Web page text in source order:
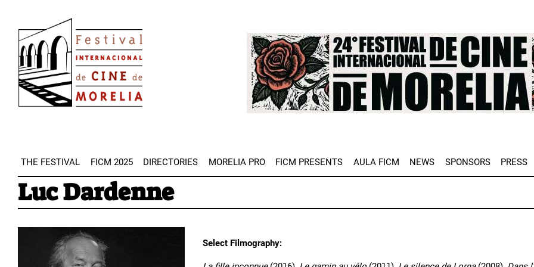
main
content
Image
THE FESTIVAL FICM 2025 DIRECTORIES MORELIA PRO FICM PRESENTS AULA FICM NEWS SPONSORS PRESS
Luc Dardenne
Select Filmography: